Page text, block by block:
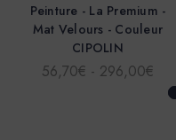
Peinture - La Premium -
Mat Velours - Couleur
CIPOLIN
56,70€ - 296,00€